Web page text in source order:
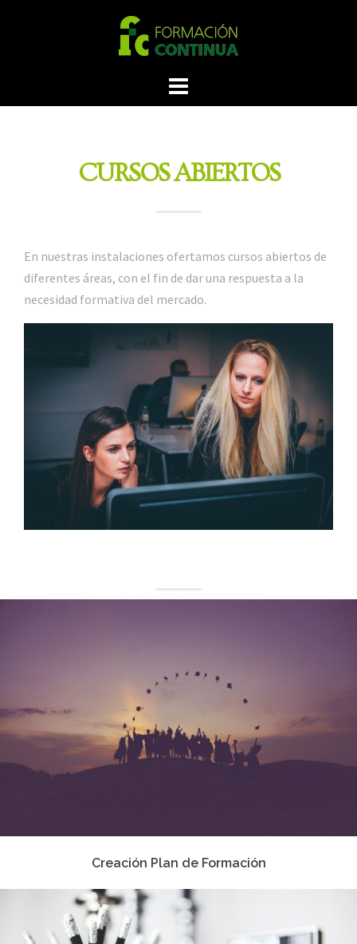
CURSOS ABIERTOS
En nuestras instalaciones ofertamos cursos abiertos de
diferentes áreas, con el fin de dar una respuesta a la
necesidad formativa del mercado.
Creación Plan de Formación